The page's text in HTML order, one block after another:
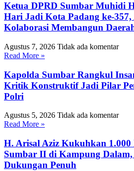
Ketua DPRD Sumbar Muhidi
Hari Jadi Kota Padang ke-
Kolaborasi Membangun
Agustus 7, 2026 Tidak ada komentar
Read More »
Kapolda Sumbar Rangkul
Kritik Konstruktif Jadi Pilar
Polri
Agustus 5, 2026 Tidak ada komentar
Read More »
H. Arisal Aziz Kukuhkan 1.000
Sumbar II di Kampung Dalam,
Dukungan Penuh